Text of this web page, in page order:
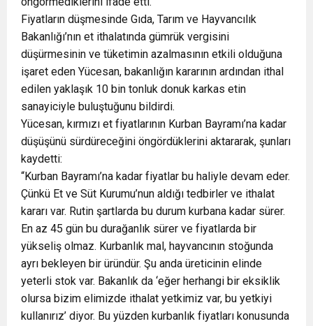
Fiyatların düşmesinde Gıda, Tarım ve Hayvancılık
Bakanlığı’nın et ithalatında gümrük vergisini
düşürmesinin ve tüketimin azalmasının etkili olduğuna
işaret eden Yücesan, bakanlığın kararının ardından ithal
edilen yaklaşık 10 bin tonluk donuk karkas etin
sanayiciyle buluştuğunu bildirdi.
Yücesan, kırmızı et fiyatlarının Kurban Bayramı’na kadar
düşüşünü sürdüreceğini öngördüklerini aktararak, şunları
kaydetti:
“Kurban Bayramı’na kadar fiyatlar bu haliyle devam eder.
Çünkü Et ve Süt Kurumu’nun aldığı tedbirler ve ithalat
kararı var. Rutin şartlarda bu durum kurbana kadar sürer.
En az 45 gün bu durağanlık sürer ve fiyatlarda bir
yükseliş olmaz. Kurbanlık mal, hayvancının stoğunda
ayrı bekleyen bir üründür. Şu anda üreticinin elinde
yeterli stok var. Bakanlık da ‘eğer herhangi bir eksiklik
olursa bizim elimizde ithalat yetkimiz var, bu yetkiyi
kullanırız’ diyor. Bu yüzden kurbanlık fiyatları konusunda